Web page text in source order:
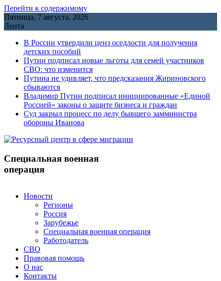
Перейти к содержимому
Пятница, 7 августа, 2026
Лента
В России утвердили ценз оседлости для получения
детских пособий
Путин подписал новые льготы для семей участников
СВО: что изменится
Путина не удивляет, что предсказания Жириновского
сбываются
Владимир Путин подписал инициированные «Единой
Россией» законы о защите бизнеса и граждан
Cуд закрыл процесс по делу бывшего замминистра
обороны Иванова
Специальная военная
операция
Новости
Регионы
Россия
Зарубежье
Специальная военная операция
Работодатель
СВО
Правовая помощь
О нас
Контакты